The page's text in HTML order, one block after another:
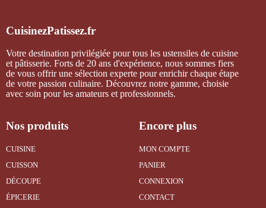
CuisinezPatissez.fr
Votre destination privilégiée pour tous les ustensiles de cuisine
et pâtisserie. Forts de 20 ans d'expérience, nous sommes fiers
de vous offrir une sélection experte pour enrichir chaque étape
de votre passion culinaire. Découvrez notre gamme, choisie
avec soin pour les amateurs et professionnels.
Nos produits
CUISINE
CUISSON
DÉCOUPE
ÉPICERIE
Encore plus
MON COMPTE
PANIER
CONNEXION
CONTACT